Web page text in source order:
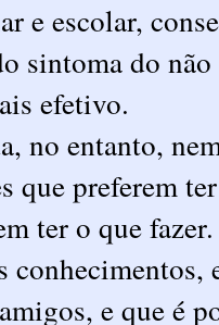
e escolar,
sintoma do
efetivo.
no entanto,
que preferem
ter o que
conhecimentos,
e que é